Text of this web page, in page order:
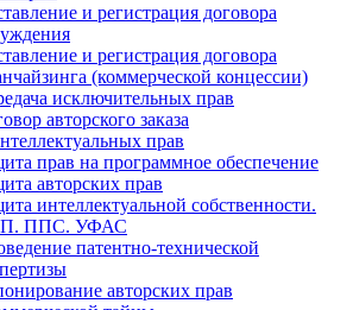
и регистрация договора
и регистрация договора
(коммерческой концессии)
исключительных прав
авторского заказа
прав
прав на программное обеспечение
авторских прав
интеллектуальной собственности.
ППС. УФАС
патентно-технической
авторских прав